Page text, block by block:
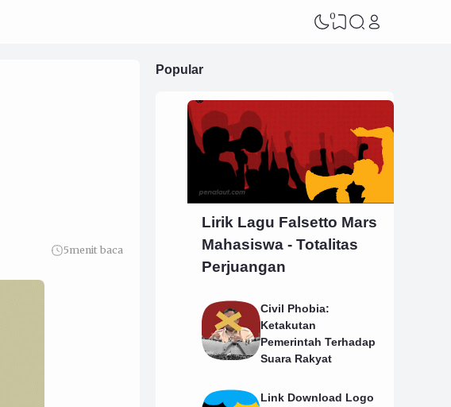
0
5menit baca
Popular
Lirik Lagu Falsetto Mars
Mahasiswa - Totalitas
Perjuangan
Civil Phobia:
Ketakutan
Pemerintah Terhadap
Suara Rakyat
Link Download Logo